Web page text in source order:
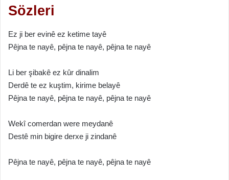
Sözleri
Ez ji ber evinê ez ketime tayê
Pêjna te nayê, pêjna te nayê, pêjna te nayê
Li ber şibakê ez kûr dinalim
Derdê te ez kuştim, kirime belayê
Pêjna te nayê, pêjna te nayê, pêjna te nayê
Wekî comerdan were meydanê
Destê min bigire derxe ji zindanê
Pêjna te nayê, pêjna te nayê, pêjna te nayê